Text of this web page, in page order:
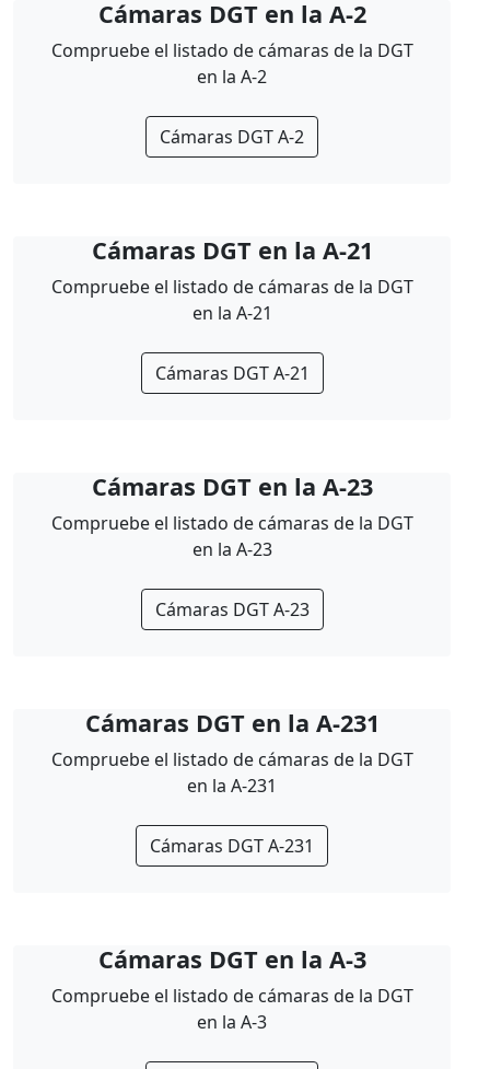
Cámaras DGT en la A-2
Compruebe el listado de cámaras de la DGT
en la A-2
Cámaras DGT A-2
Cámaras DGT en la A-21
Compruebe el listado de cámaras de la DGT
en la A-21
Cámaras DGT A-21
Cámaras DGT en la A-23
Compruebe el listado de cámaras de la DGT
en la A-23
Cámaras DGT A-23
Cámaras DGT en la A-231
Compruebe el listado de cámaras de la DGT
en la A-231
Cámaras DGT A-231
Cámaras DGT en la A-3
Compruebe el listado de cámaras de la DGT
en la A-3